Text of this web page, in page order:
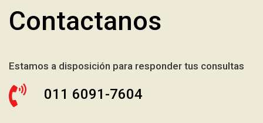
Contactanos
Estamos a disposición para responder tus consultas
011 6091-7604